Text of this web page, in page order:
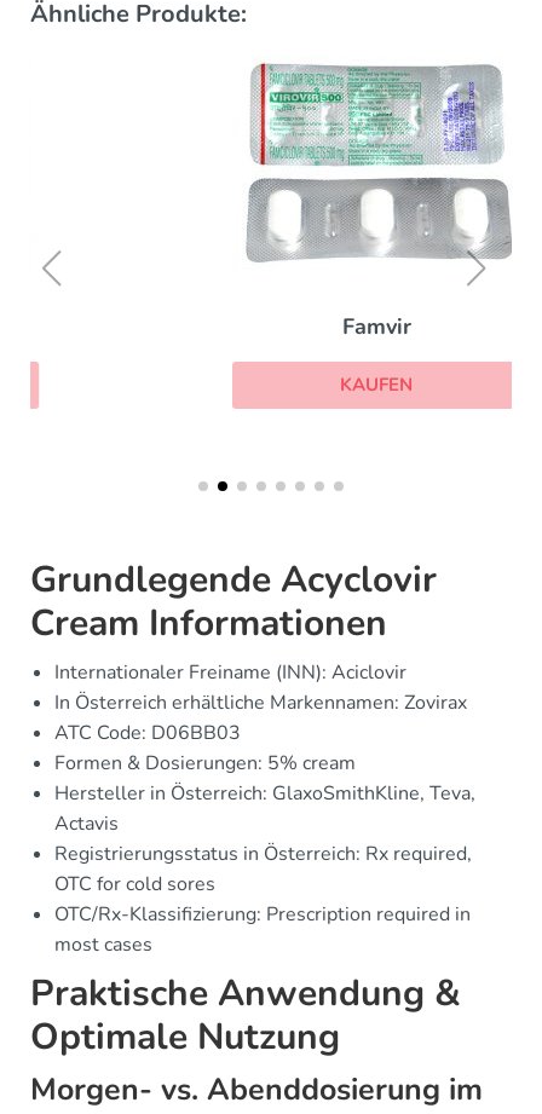
Ähnliche Produkte:
Grundlegende Acyclovir
Cream Informationen
Internationaler Freiname (INN): Aciclovir
In Österreich erhältliche Markennamen: Zovirax
ATC Code: D06BB03
Formen & Dosierungen: 5% cream
Hersteller in Österreich: GlaxoSmithKline, Teva,
Actavis
Registrierungsstatus in Österreich: Rx required,
OTC for cold sores
OTC/Rx-Klassifizierung: Prescription required in
most cases
Praktische Anwendung &
Optimale Nutzung
Morgen- vs. Abenddosierung im